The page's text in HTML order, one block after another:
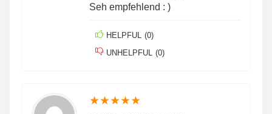
Seh empfehlend : )
HELPFUL (0)
UNHELPFUL
(0)
★★★★★